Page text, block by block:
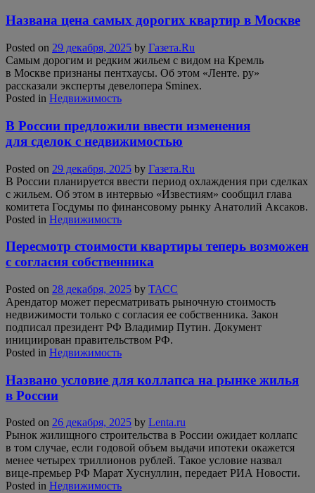
Названа цена самых дорогих квартир в Москве
Posted on 29 декабря, 2025 by Газета.Ru
Самым дорогим и редким жильем с видом на Кремль
в Москве признаны пентхаусы. Об этом «Ленте. ру»
рассказали эксперты девелопера Sminex.
Posted in Недвижимость
В России предложили ввести изменения
для сделок с недвижимостью
Posted on 29 декабря, 2025 by Газета.Ru
В России планируется ввести период охлаждения при сделках
с жильем. Об этом в интервью «Известиям» сообщил глава
комитета Госдумы по финансовому рынку Анатолий Аксаков.
Posted in Недвижимость
Пересмотр стоимости квартиры теперь возможен
с согласия собственника
Posted on 28 декабря, 2025 by ТАСС
Арендатор может пересматривать рыночную стоимость
недвижимости только с согласия ее собственника. Закон
подписал президент РФ Владимир Путин. Документ
инициирован правительством РФ.
Posted in Недвижимость
Названо условие для коллапса на рынке жилья
в России
Posted on 26 декабря, 2025 by Lenta.ru
Рынок жилищного строительства в России ожидает коллапс
в том случае, если годовой объем выдачи ипотеки окажется
менее четырех триллионов рублей. Такое условие назвал
вице-премьер РФ Марат Хуснуллин, передает РИА Новости.
Posted in Недвижимость